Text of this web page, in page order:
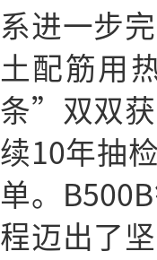
系进一步
土配筋用
条”双双获
续10年抽
单。
程迈出了